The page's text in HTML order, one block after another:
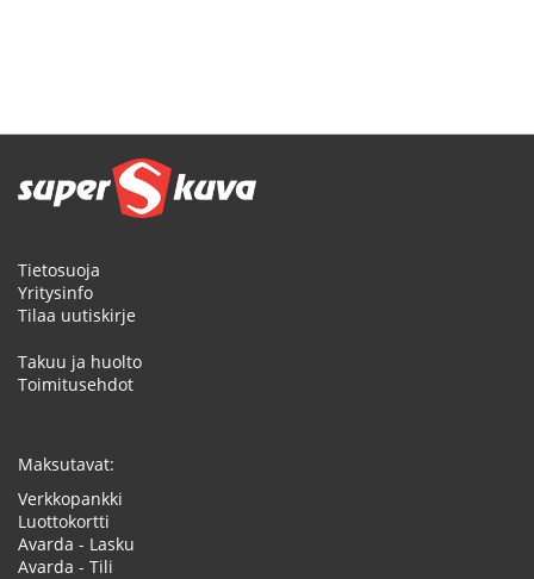
Tietosuoja
Yritysinfo
Tilaa uutiskirje
Takuu ja huolto
Toimitusehdot
Maksutavat:
Verkkopankki
Luottokortti
Avarda - Lasku
Avarda - Tili